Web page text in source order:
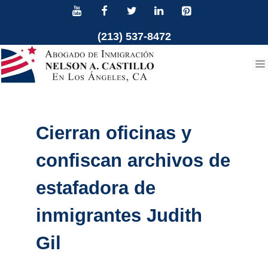
contenido
(213) 537-8472
Cierran oficinas y
confiscan archivos de
estafadora de
inmigrantes Judith
Gil